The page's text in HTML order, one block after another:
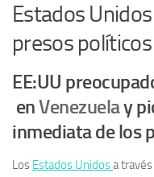
Estados
presos
EE:UU
enVenezuelay
inmediata de los
Los Estados Unidosa